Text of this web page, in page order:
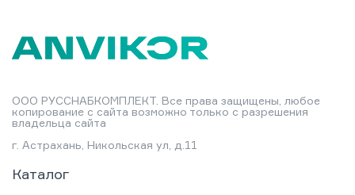
ООО РУССНАБКОМПЛЕКТ. Все права защищены, любое
копирование с сайта возможно только с разрешения
владельца сайта
г. Астрахань, Никольская ул, д.11
Каталог